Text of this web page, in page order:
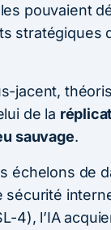
pouvaient
stratégiques
jacent,
de la
sauvage.
échelons de
sécurité
4), l’IA